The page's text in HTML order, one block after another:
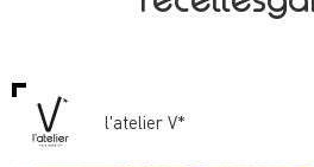
l'atelier V*